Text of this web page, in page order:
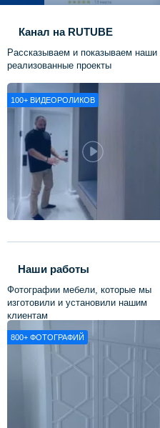
Канал на RUTUBE
Рассказываем и показываем наши
реализованные проекты
100+ ВИДЕОРОЛИКОВ
Наши работы
Фотографии мебели, которые мы
изготовили и установили нашим
клиентам
800+ ФОТОГРАФИЙ